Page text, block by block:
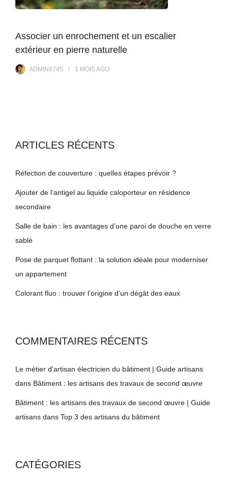
Associer un enrochement et un escalier
extérieur en pierre naturelle
ADMIN8745 1 MOISAGO
ARTICLES RÉCENTS
Réfection de couverture : quelles étapes prévoir ?
Ajouter de l’antigel au liquide caloporteur en résidence
secondaire
Salle de bain : les avantages d’une paroi de douche en verre
sablé
Pose de parquet flottant : la solution idéale pour moderniser
un appartement
Colorant fluo : trouver l’origine d’un dégât des eaux
COMMENTAIRES RÉCENTS
Le métier d'artisan électricien du bâtiment | Guide artisans
dans Bâtiment : les artisans des travaux de second œuvre
Bâtiment : les artisans des travaux de second œuvre | Guide
artisans dans Top 3 des artisans du bâtiment
CATÉGORIES